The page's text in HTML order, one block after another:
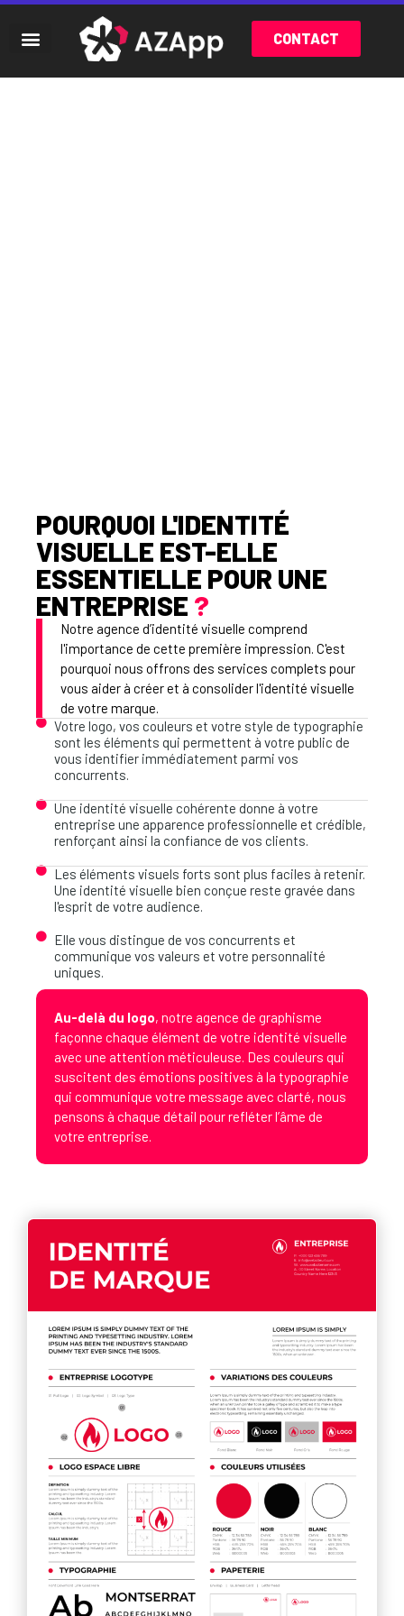
CONTACT
POURQUOI L'IDENTITÉ
VISUELLE EST-ELLE
ESSENTIELLE POUR UNE
ENTREPRISE ?
Notre agence d’identité visuelle comprend
l'importance de cette première impression. C'est
pourquoi nous offrons des services complets pour
vous aider à créer et à consolider l'identité visuelle
de votre marque.
Votre logo, vos couleurs et votre style de typographie
sont les éléments qui permettent à votre public de
vous identifier immédiatement parmi vos
concurrents.
Une identité visuelle cohérente donne à votre
entreprise une apparence professionnelle et crédible,
renforçant ainsi la confiance de vos clients.
Les éléments visuels forts sont plus faciles à retenir.
Une identité visuelle bien conçue reste gravée dans
l'esprit de votre audience.
Elle vous distingue de vos concurrents et
communique vos valeurs et votre personnalité
uniques.
Au-delà du logo, notre agence de graphisme
façonne chaque élément de votre identité visuelle
avec une attention méticuleuse. Des couleurs qui
suscitent des émotions positives à la typographie
qui communique votre message avec clarté, nous
pensons à chaque détail pour refléter l’âme de
votre entreprise.